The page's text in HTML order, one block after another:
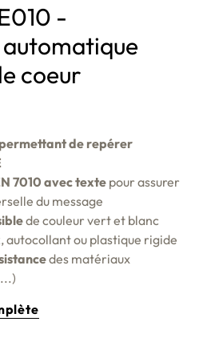
-
coeur
de repérer
7010 avec textepour assurer
du message
de couleur vert et blanc
, autocollant ou plastique rigide
des matériaux